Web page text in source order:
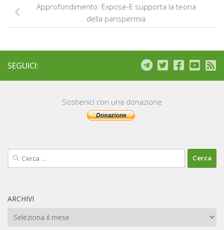
Approfondimento: Expose-E supporta la teoria
della panspermia
SEGUICI:
Sostienici con una donazione
Ricerca
per:
ARCHIVI
Archivi